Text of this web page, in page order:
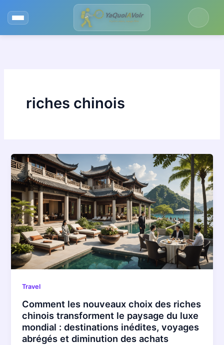
riches chinois
Travel
Comment les nouveaux choix des riches
chinois transforment le paysage du luxe
mondial : destinations inédites, voyages
abrégés et diminution des achats